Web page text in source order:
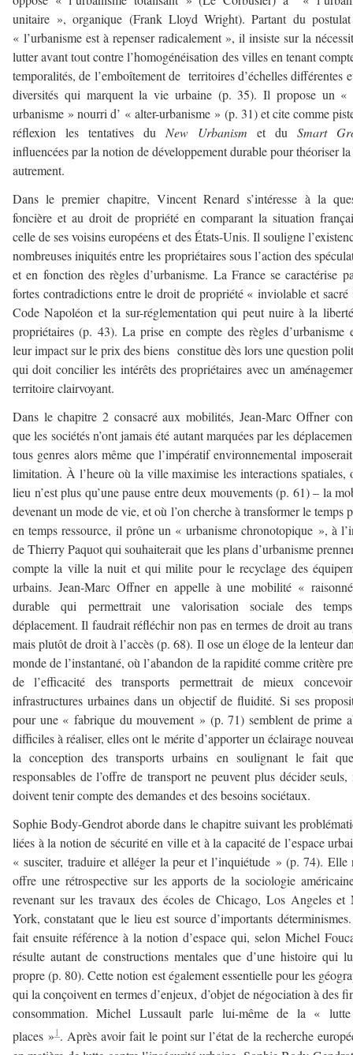
unitaire », organique (Frank Lloyd Wright). Partant du
« l’urbanisme est à repenser radicalement », il insiste sur la
lutter avant tout contre l’homogénéisation des villes en tenant
temporalités, de l’emboîtement de territoires d’échelles différentes
diversités qui marquent la vie urbaine (p. 35). Il propose un «
urbanisme » nourri d’ « alter-urbanisme » (p. 31) et cite comme
réflexion les tentatives du New Urbanism et du Smart
influencées par la notion de développement durable pour théoriser
autrement.
Dans le premier chapitre, Vincent Renard s’intéresse à la
foncière et au droit de propriété en comparant la situation
celle de ses voisins européens et des États-Unis. Il souligne
nombreuses iniquités entre les propriétaires sous l’action des
et en fonction des règles d’urbanisme. La France se caractérise
fortes contradictions entre le droit de propriété « inviolable et sacré
Code Napoléon et la sur-réglementation qui peut nuire à la
propriétaires (p. 43). La prise en compte des règles d’urbanisme
leur impact sur le prix des biens constitue dès lors une question
qui doit concilier les intérêts des propriétaires avec un
territoire clairvoyant.
Dans le chapitre 2 consacré aux mobilités, Jean-Marc Offner
que les sociétés n’ont jamais été autant marquées par les
tous genres alors même que l’impératif environnemental
limitation. À l’heure où la ville maximise les interactions spatiales,
lieu n’est plus qu’une pause entre deux mouvements (p. 61) – la
devenant un mode de vie, et où l’on cherche à transformer le temps
en temps ressource, il prône un « urbanisme chronotopique », à
de Thierry Paquot qui souhaiterait que les plans d’urbanisme
compte la ville la nuit et qui milite pour le recyclage des
urbains. Jean-Marc Offner en appelle à une mobilité «
durable qui permettrait une valorisation sociale des
déplacement. Il faudrait réfléchir non pas en termes de droit au
mais plutôt de droit à l’accès (p. 68). Il ose un éloge de la lenteur
monde de l’instantané, où l’abandon de la rapidité comme critère
de l’efficacité des transports permettrait de mieux
infrastructures urbaines dans un objectif de fluidité. Si ses
pour une « fabrique du mouvement » (p. 71) semblent de prime
difficiles à réaliser, elles ont le mérite d’apporter un éclairage
la conception des transports urbains en soulignant le fait
responsables de l’offre de transport ne peuvent plus décider seuls,
doivent tenir compte des demandes et des besoins sociétaux.
Sophie Body-Gendrot aborde dans le chapitre suivant les
liées à la notion de sécurité en ville et à la capacité de l’espace
« susciter, traduire et alléger la peur et l’inquiétude » (p. 74). Elle
offre une rétrospective sur les apports de la sociologie
revenant sur les travaux des écoles de Chicago, Los Angeles et
York, constatant que le lieu est source d’importants
fait ensuite référence à la notion d’espace qui, selon Michel
résulte autant de constructions mentales que d’une histoire qui
propre (p. 80). Cette notion est également essentielle pour les
qui la conçoivent en termes d’enjeux, d’objet de négociation à des
consommation. Michel Lussault parle lui-même de la «
places »1. Après avoir fait le point sur l’état de la recherche